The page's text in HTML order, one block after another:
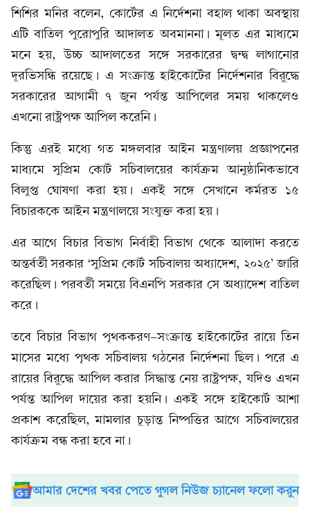
শিশির মনির বলেন, কোর্টের এ নির্দেশনা বহাল থাকা অবস্থায়
এটি বাতিল পুরোপুরি আদালত অবমাননা। মূলত এর মাধ্যমে
মনে হয়, উচ্চ আদালতের সঙ্গে সরকারের দ্বন্দ্ব লাগানোর
দূরভিসন্ধি রয়েছে। এ সংক্রান্ত হাইকোর্টের নির্দেশনার বিরুদ্ধে
সরকারের আগামী ৭ জুন পর্যন্ত আপিলের সময় থাকলেও
এখনো রাষ্ট্রপক্ষ আপিল করেনি।
কিন্তু এরই মধ্যে গত মঙ্গলবার আইন মন্ত্রণালয় প্রজ্ঞাপনের
মাধ্যমে সুপ্রিম কোর্ট সচিবালয়ের কার্যক্রম আনুষ্ঠানিকভাবে
বিলুপ্ত ঘোষণা করা হয়। একই সঙ্গে সেখানে কর্মরত ১৫
বিচারককে আইন মন্ত্রণালয়ে সংযুক্ত করা হয়।
এর আগে বিচার বিভাগ নির্বাহী বিভাগ থেকে আলাদা করতে
অন্তর্বর্তী সরকার ‘সুপ্রিম কোর্ট সচিবালয় অধ্যাদেশ, ২০২৫’ জারি
করেছিল। পরবর্তী সময়ে বিএনপি সরকার সে অধ্যাদেশ বাতিল
করে।
তবে বিচার বিভাগ পৃথককরণ-সংক্রান্ত হাইকোর্টের রায়ে তিন
মাসের মধ্যে পৃথক সচিবালয় গঠনের নির্দেশনা ছিল। পরে এ
রায়ের বিরুদ্ধে আপিল করার সিদ্ধান্ত নেয় রাষ্ট্রপক্ষ, যদিও এখন
পর্যন্ত আপিল দায়ের করা হয়নি। একই সঙ্গে হাইকোর্ট আশা
প্রকাশ করেছিল, মামলার চূড়ান্ত নিষ্পত্তির আগে সচিবালয়ের
কার্যক্রম বন্ধ করা হবে না।
আমার দেশের খবর পেতে গুগল নিউজ চ্যানেল ফলো করুন